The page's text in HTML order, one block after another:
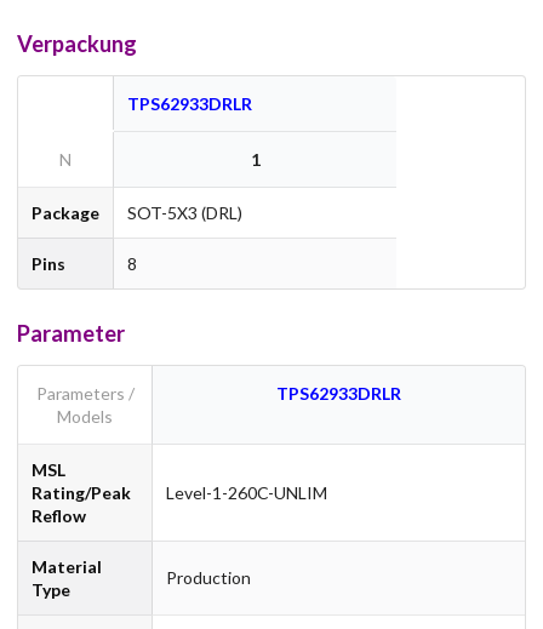
Verpackung
TPS62933DRLR
N 1
Package SOT-5X3 (DRL)
Pins 8
Parameter
Parameters /
Models
TPS62933DRLR
MSL
Rating/Peak
Reflow
Level-1-260C-UNLIM
Material
Type
Production